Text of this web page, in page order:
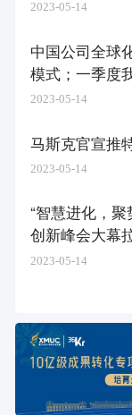
2023-05-14
中国公司全球
模式；一季度
3%
2023-05-14
马斯克官宣推
2023-05-14
“智慧进化，
创新峰会大幕
2023-05-14